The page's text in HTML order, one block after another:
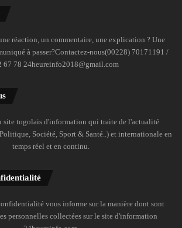
réaction, un commentaire, une explication ? Une
à passer?Contactez-nous(00228) 70171191 /
67 78 24heureinfo2018@gmail.com
site togolais d'information qui traite de l'actualité
Société, Sport & Santé..) et internationale en
temps réel et en continu.
vous informe sur la manière dont sont
personnelles collectées sur le site d'information